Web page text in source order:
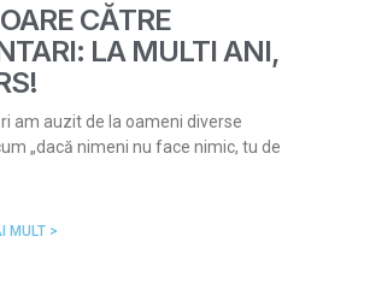
CĂTRE
LA MULTI ANI,
am auzit de la oameni diverse
„dacă nimeni nu face nimic, tu de
MULT >